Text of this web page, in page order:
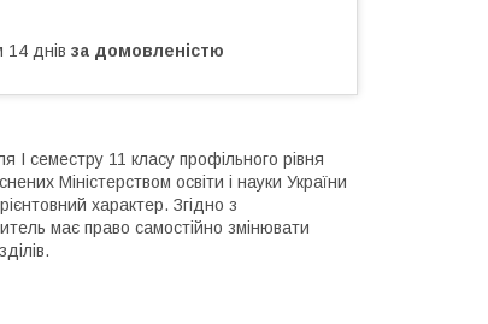
14 днів за домовленістю
І семестру 11 класу профільного рівня
Міністерством освіти і науки України
характер. Згідно з
має право самостійно змінювати